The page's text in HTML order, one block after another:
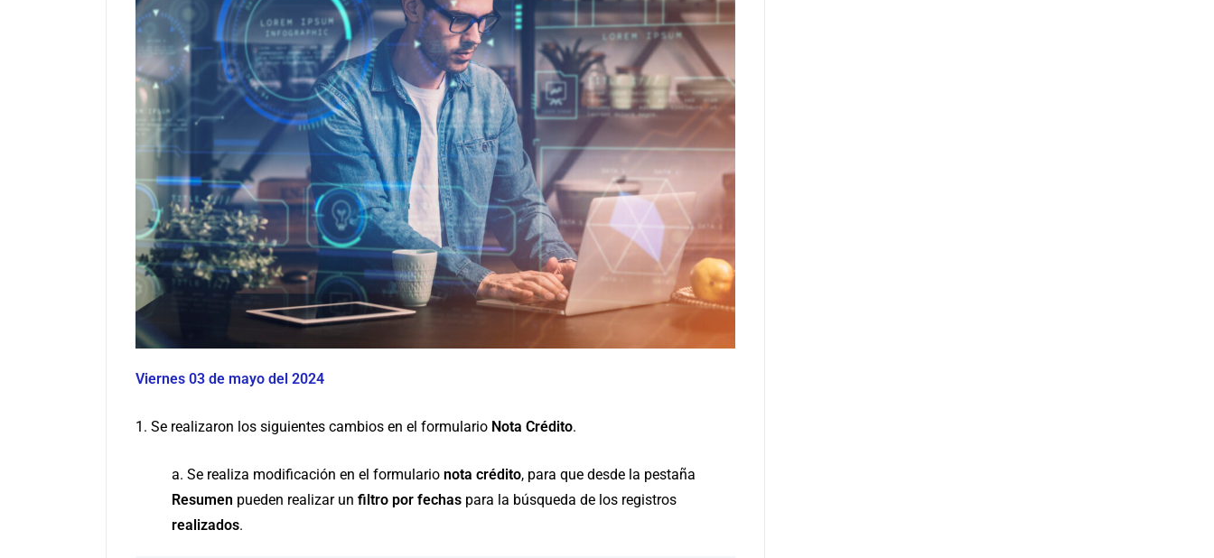
Viernes 03 de mayo del 2024
1. Se realizaron los siguientes cambios en el formulario Nota Crédito.
a. Se realiza modificación en el formulario nota crédito, para que desde la pestaña
Resumen pueden realizar un filtro por fechas para la búsqueda de los registros
realizados.